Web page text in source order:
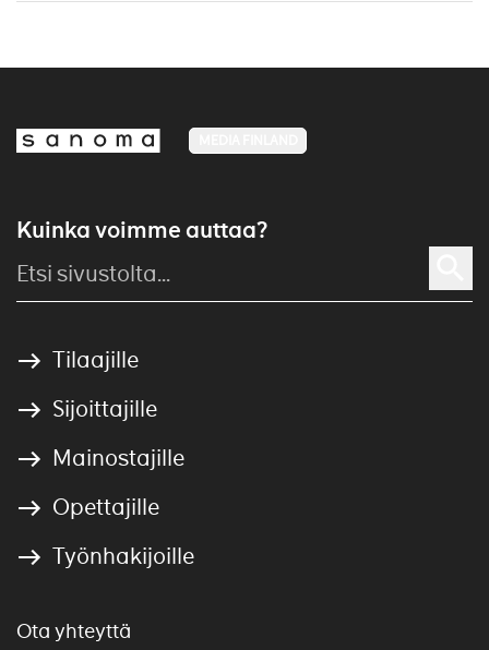
Kuinka voimme auttaa?
Tilaajille
Sijoittajille
Mainostajille
Opettajille
Työnhakijoille
Ota yhteyttä